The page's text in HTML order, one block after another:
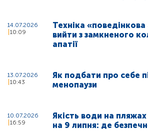
14.07.2026
10:09
Техніка «поведінкова
вийти з замкненого
апатії
13.07.2026
10:43
Як подбати про себе
менопаузи
10.07.2026
16:59
Якість води на
на 9 липня: де